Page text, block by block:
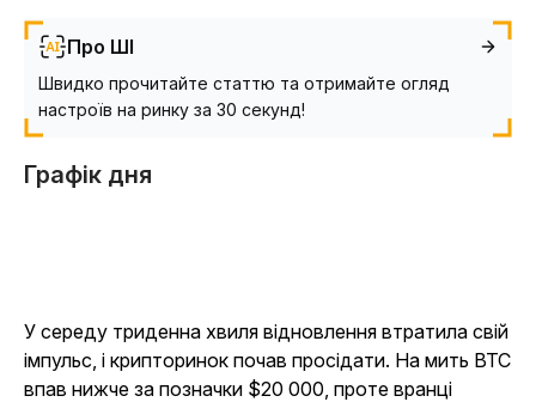
Про ШІ
Швидко прочитайте статтю та отримайте огляд
настроїв на ринку за 30 секунд!
Графік дня
У середу триденна хвиля відновлення втратила свій
імпульс, і крипторинок почав просідати. На мить BTC
впав нижче за позначки $20 000, проте вранці